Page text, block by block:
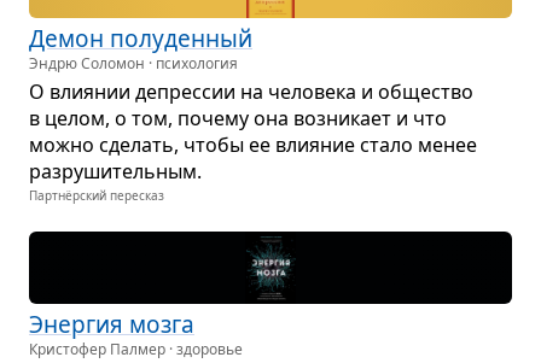
Демон полу­ден­ный
Эндрю Соломон · психология
О вли­я­нии депрес­сии на чело­века и обще­ство
в целом, о том, почему она воз­ни­кает и что
можно сде­лать, чтобы ее вли­я­ние стало менее
раз­ру­ши­тель­ным.
Партнёрский пересказ
Энер­гия мозга
Кристофер Палмер · здоровье